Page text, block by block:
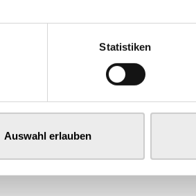
Statistiken
Auswahl erlauben